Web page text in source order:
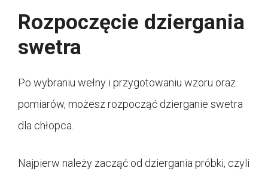
Rozpoczęcie dziergania
swetra
Po wybraniu wełny i przygotowaniu wzoru oraz
pomiarów, możesz rozpocząć dzierganie swetra
dla chłopca.
Najpierw należy zacząć od dziergania próbki, czyli